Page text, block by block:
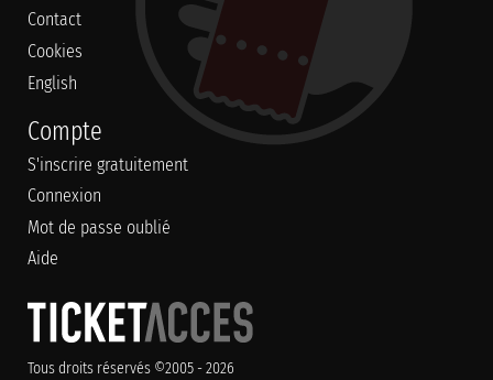
Contact
Cookies
English
Compte
S'inscrire gratuitement
Connexion
Mot de passe oublié
Aide
Tous droits réservés ©2005 - 2026